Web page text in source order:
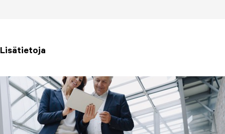
Lisätietoja